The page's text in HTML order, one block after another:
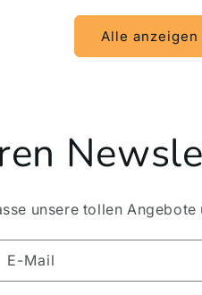
Alle anzeigen
unsere tollen
E-Mail